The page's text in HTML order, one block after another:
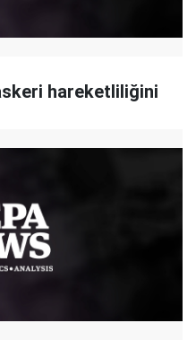
hareketliliğini